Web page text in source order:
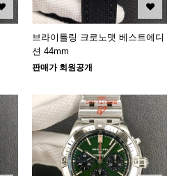
브라이틀링 크로노맷 베스트에디
션 44mm
판매가 회원공개